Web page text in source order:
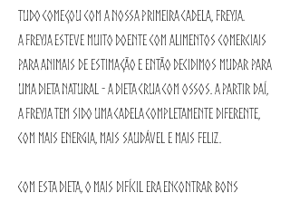
Tudo começou com a nossa primeira cadela, Freyja.
A Freyja esteve muito doente com alimentos comerciais
para animais de estimação e então decidimos mudar para
uma dieta natural - a dieta crua com ossos. A partir daí,
a Freyja tem sido uma cadela completamente diferente,
com mais energia, mais saudável e mais feliz.
Com esta dieta, o mais difícil era encontrar bons